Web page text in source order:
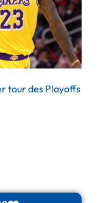
tour des Playoffs